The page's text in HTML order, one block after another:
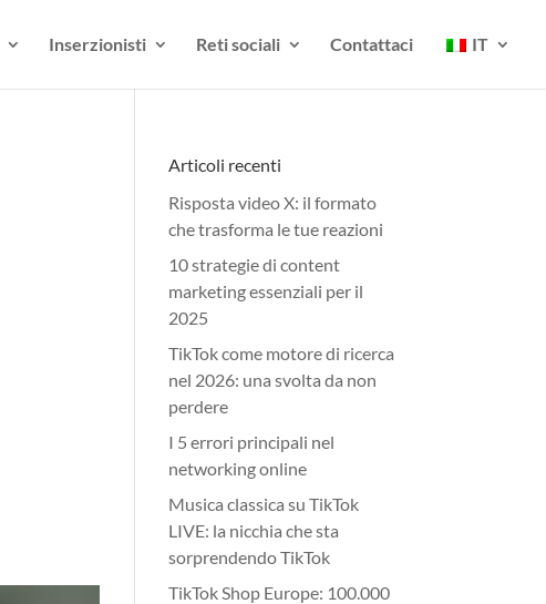
Inserzionisti Reti sociali Contattaci IT
Articoli recenti
Risposta video X: il formato
che trasforma le tue reazioni
10 strategie di content
marketing essenziali per il
2025
TikTok come motore di ricerca
nel 2026: una svolta da non
perdere
I 5 errori principali nel
networking online
Musica classica su TikTok
LIVE: la nicchia che sta
sorprendendo TikTok
TikTok Shop Europe: 100.000